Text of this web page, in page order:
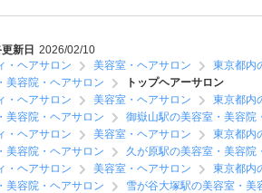
新日 2026/02/10
・ヘアサロン 美容室・ヘアサロン
東京都内
美容院・ヘアサロン
トップヘアーサロン
・ヘアサロン 美容室・ヘアサロン
東京都内
美容院・ヘアサロン
御嶽山駅の美容室・美容院
・ヘアサロン 美容室・ヘアサロン
東京都内
美容院・ヘアサロン
久が原駅の美容室・美容院
・ヘアサロン 美容室・ヘアサロン
東京都内
美容院・ヘアサロン
雪が谷大塚駅の美容室・美